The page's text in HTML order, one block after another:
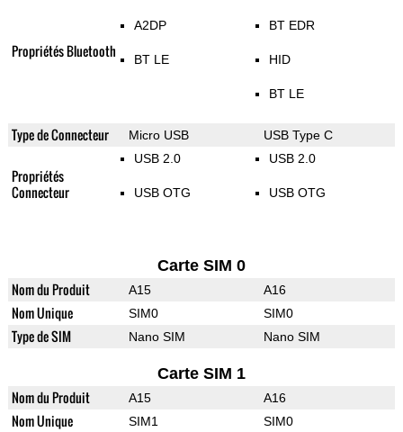
Propriétés Bluetooth
A2DP
BT LE
BT EDR
HID
BT LE
Type de Connecteur Micro USB USB Type C
Propriétés
Connecteur
USB 2.0
USB OTG
USB 2.0
USB OTG
Carte SIM 0
Nom du Produit A15 A16
Nom Unique SIM0 SIM0
Type de SIM Nano SIM Nano SIM
Carte SIM 1
Nom du Produit A15 A16
Nom Unique SIM1 SIM0